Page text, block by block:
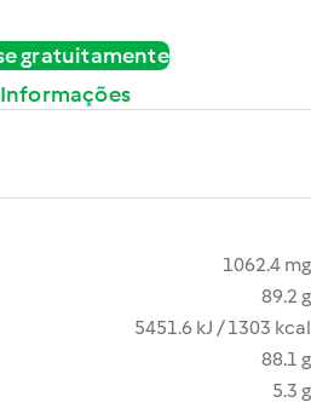
gratuitamente
1062.4 mg
89.2 g
5451.6 kJ / 1303 kcal
88.1 g
5.3 g